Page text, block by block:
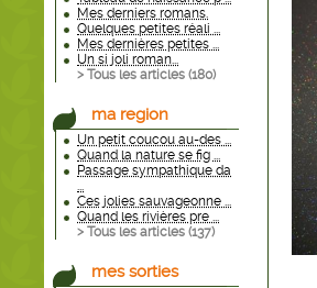
Mes derniers romans.
Quelques petites réali ...
Mes dernières petites ...
Un si joli roman...
> Tous les articles (180)
ma region
Un petit coucou au-des ...
Quand la nature se fig ...
Passage sympathique da
...
Ces jolies sauvageonne ...
Quand les rivières pre ...
> Tous les articles (137)
mes sorties